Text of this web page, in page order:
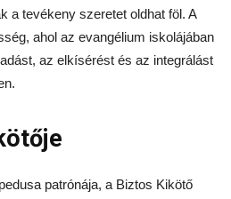
a tevékeny szeretet oldhat föl. A
ahol az evangélium iskolájában
az elkísérést és az integrálást
patrónája, a Biztos Kikötő